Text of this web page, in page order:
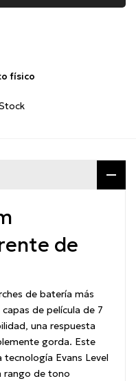
físico
de
de batería más
de película de 7
una respuesta
gorda. Este
Evans Level
rango de tono